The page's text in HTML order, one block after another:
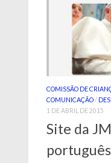
COMISSÃO DE
COMUNICAÇÃO/
1 DE ABRIL DE 2015
Site da
português